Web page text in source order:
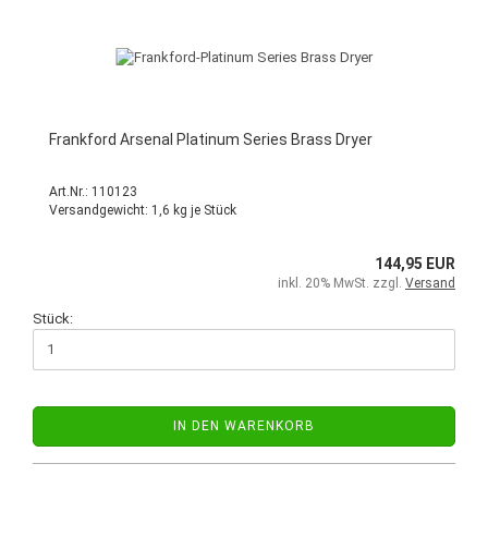
Frankford Arsenal Platinum Series Brass Dryer
Art.Nr.: ‎110123
Versandgewicht: 1,6 kg je Stück
144,95 EUR
inkl. 20% MwSt. zzgl. Versand
Stück:
IN DEN WARENKORB